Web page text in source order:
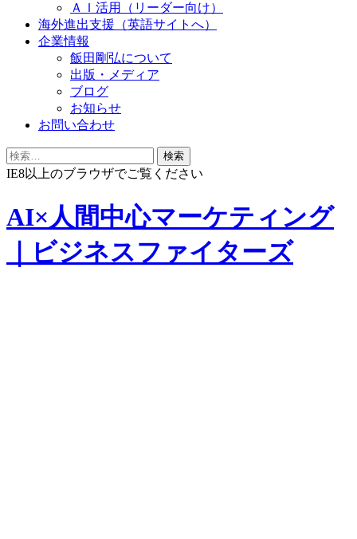
ＡＩ活用（リーダー向け）
海外進出支援（英語サイトへ）
企業情報
飯田剛弘について
出版・メディア
ブログ
お知らせ
お問い合わせ
検
索:
IE8以上のブラウザでご覧ください
AI×人間中心マーケティング
｜ビジネスファイターズ